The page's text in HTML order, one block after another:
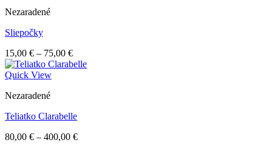
Nezaradené
Sliepočky
15,00 € – 75,00 €Price
range:
Quick View
Nezaradené
Teliatko Clarabelle
80,00 € – 400,00 €Price